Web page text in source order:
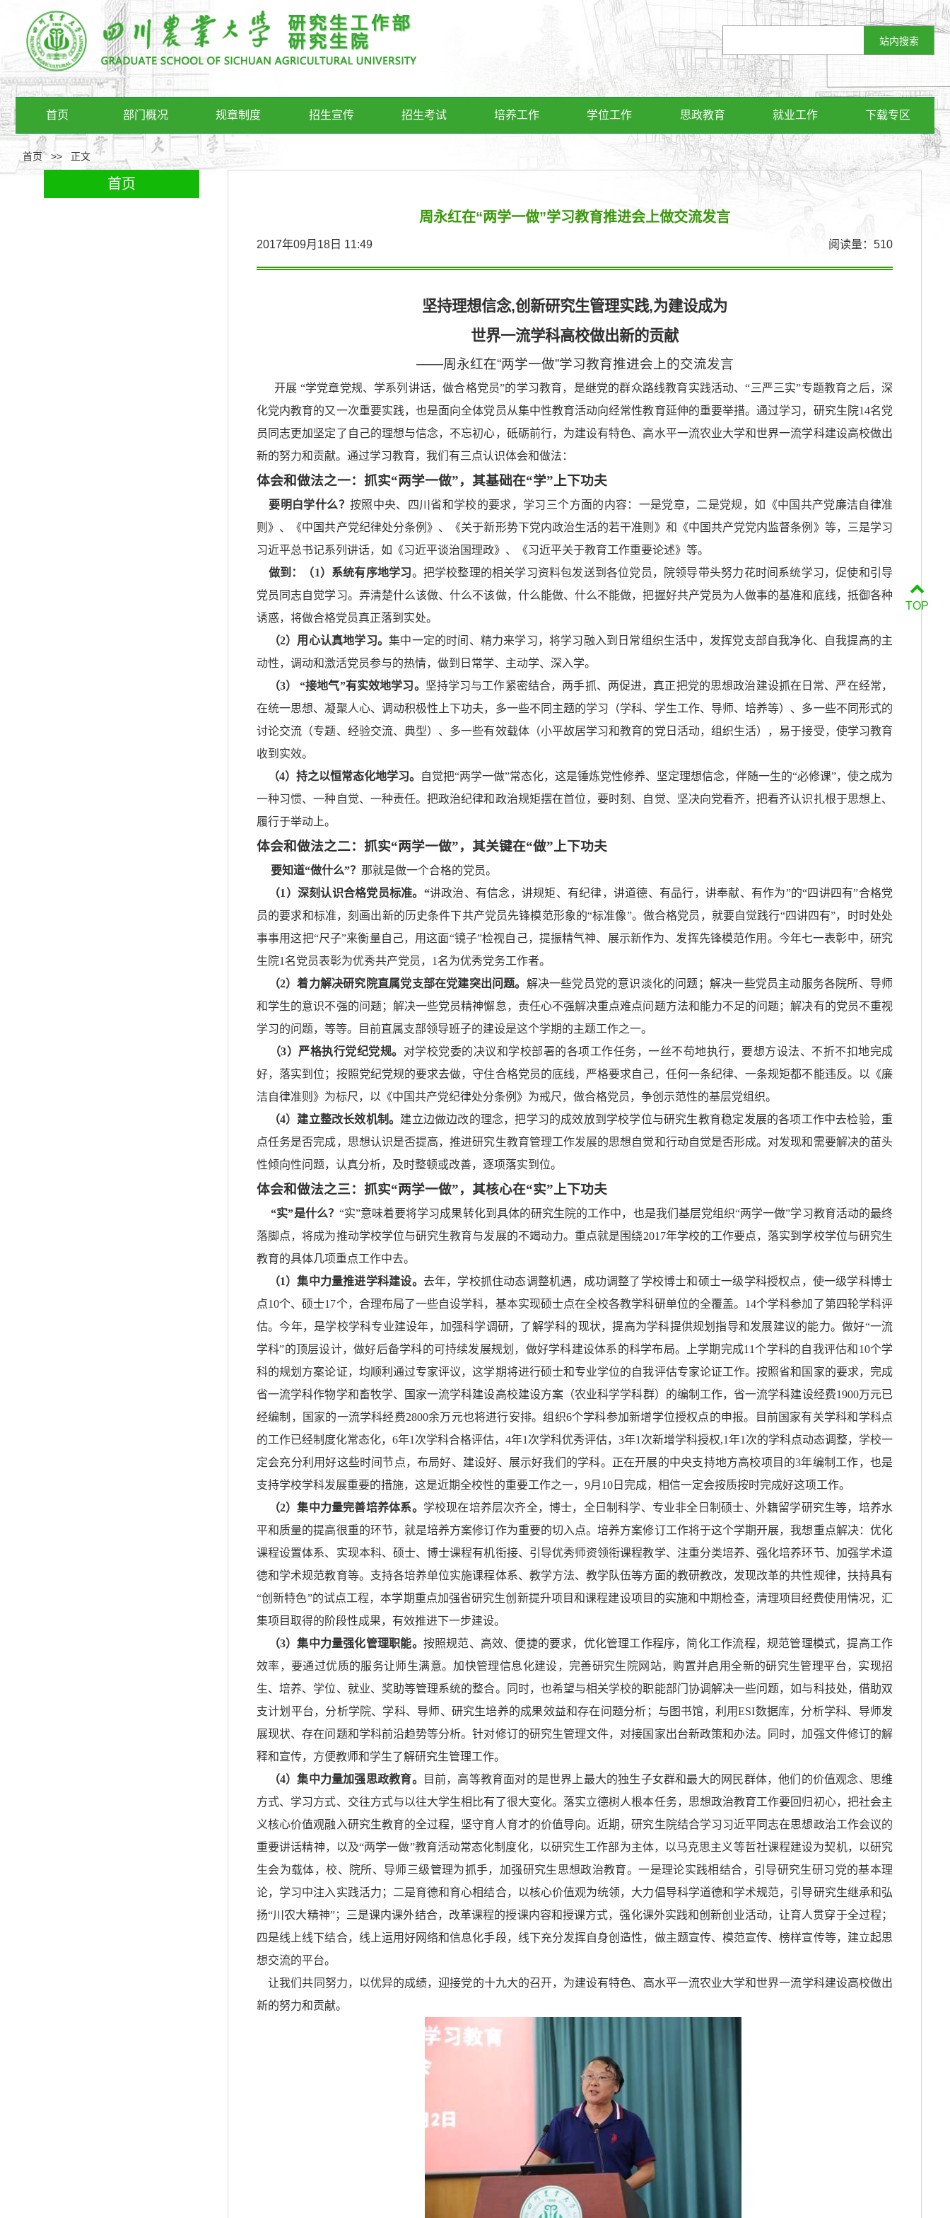
首页 部门概况 规章制度 招生宣传 招生考试 培养工作 学位工作 思政教育 就业工作 下载专区
首页>> 正文
首页
周永红在“两学一做”学习教育推进会上做交流发言
2017年09月18日 11:49 阅读量： 510
坚持理想信念,创新研究生管理实践,为建设成为
世界一流学科高校做出新的贡献
——周永红在“两学一做”学习教育推进会上的交流发言
开展 “学党章党规、学系列讲话，做合格党员”的学习教育，是继党的群众路线教育实践活动、“三严三实”专题教育之后，深
化党内教育的又一次重要实践，也是面向全体党员从集中性教育活动向经常性教育延伸的重要举措。通过学习，研究生院14名党
员同志更加坚定了自己的理想与信念，不忘初心，砥砺前行，为建设有特色、高水平一流农业大学和世界一流学科建设高校做出
新的努力和贡献。通过学习教育，我们有三点认识体会和做法：
体会和做法之一：抓实“两学一做”，其基础在“学”上下功夫
要明白学什么？ 按照中央、四川省和学校的要求，学习三个方面的内容：一是党章，二是党规，如《中国共产党廉洁自律准
则》、《中国共产党纪律处分条例》、《关于新形势下党内政治生活的若干准则》和《中国共产党党内监督条例》等，三是学习
习近平总书记系列讲话，如《习近平谈治国理政》、《习近平关于教育工作重要论述》等。
做到：（1）系统有序地学习。把学校整理的相关学习资料包发送到各位党员，院领导带头努力花时间系统学习，促使和引导
党员同志自觉学习。弄清楚什么该做、什么不该做，什么能做、什么不能做，把握好共产党员为人做事的基准和底线，抵御各种
诱惑，将做合格党员真正落到实处。
（2）用心认真地学习。集中一定的时间、精力来学习，将学习融入到日常组织生活中，发挥党支部自我净化、自我提高的主
动性，调动和激活党员参与的热情，做到日常学、主动学、深入学。
（3） “接地气”有实效地学习。 坚持学习与工作紧密结合，两手抓、两促进，真正把党的思想政治建设抓在日常、严在经常，
在统一思想、凝聚人心、调动积极性上下功夫，多一些不同主题的学习（学科、学生工作、导师、培养等）、多一些不同形式的
讨论交流（专题、经验交流、典型）、多一些有效载体（小平故居学习和教育的党日活动，组织生活），易于接受，使学习教育
收到实效。
（4）持之以恒常态化地学习。
自觉把“两学一做”常态化，这是锤炼党性修养、坚定理想信念，伴随一生的“必修课”，使之成为
一种习惯、一种自觉、一种责任。把政治纪律和政治规矩摆在首位，要时刻、自觉、坚决向党看齐，把看齐认识扎根于思想上、
履行于举动上。
体会和做法之二：抓实“两学一做”，其关键在“做”上下功夫
要知道“做什么”？ 那就是做一个合格的党员。
（1）深刻认识合格党员标准。“讲政治、有信念，讲规矩、有纪律，讲道德、有品行，讲奉献、有作为”的“四讲四有”合格党
员的要求和标准，刻画出新的历史条件下共产党员先锋模范形象的“标准像”。做合格党员，就要自觉践行“四讲四有”，时时处处
事事用这把“尺子”来衡量自己，用这面“镜子”检视自己，提振精气神、展示新作为、发挥先锋模范作用。今年七一表彰中，研究
生院1名党员表彰为优秀共产党员，1名为优秀党务工作者。
（2）着力解决研究院直属党支部在党建突出问题。 解决一些党员党的意识淡化的问题；解决一些党员主动服务各院所、导师
和学生的意识不强的问题；解决一些党员精神懈怠，责任心不强解决重点难点问题方法和能力不足的问题；解决有的党员不重视
学习的问题，等等。目前直属支部领导班子的建设是这个学期的主题工作之一。
（3）严格执行党纪党规。 对学校党委的决议和学校部署的各项工作任务，一丝不苟地执行，要想方设法、不折不扣地完成
好，落实到位；按照党纪党规的要求去做，守住合格党员的底线，严格要求自己，任何一条纪律、一条规矩都不能违反。以《廉
洁自律准则》为标尺，以《中国共产党纪律处分条例》为戒尺，做合格党员，争创示范性的基层党组织。
（4）建立整改长效机制。 建立边做边改的理念，把学习的成效放到学校学位与研究生教育稳定发展的各项工作中去检验，重
点任务是否完成，思想认识是否提高，推进研究生教育管理工作发展的思想自觉和行动自觉是否形成。对发现和需要解决的苗头
性倾向性问题，认真分析，及时整顿或改善，逐项落实到位。
体会和做法之三：抓实“两学一做”，其核心在“实”上下功夫
“实”是什么？ “实”意味着要将学习成果转化到具体的研究生院的工作中，也是我们基层党组织“两学一做”学习教育活动的最终
落脚点，将成为推动学校学位与研究生教育与发展的不竭动力。重点就是围绕2017年学校的工作要点，落实到学校学位与研究生
教育的具体几项重点工作中去。
（1）集中力量推进学科建设。 去年，学校抓住动态调整机遇，成功调整了学校博士和硕士一级学科授权点，使一级学科博士
点10个、硕士17个，合理布局了一些自设学科，基本实现硕士点在全校各教学科研单位的全覆盖。14个学科参加了第四轮学科评
估。今年，是学校学科专业建设年，加强科学调研，了解学科的现状，提高为学科提供规划指导和发展建议的能力。做好“一流
学科”的顶层设计，做好后备学科的可持续发展规划，做好学科建设体系的科学布局。上学期完成11个学科的自我评估和10个学
科的规划方案论证，均顺利通过专家评议，这学期将进行硕士和专业学位的自我评估专家论证工作。按照省和国家的要求，完成
省一流学科作物学和畜牧学、国家一流学科建设高校建设方案（农业科学学科群）的编制工作，省一流学科建设经费1900万元已
经编制，国家的一流学科经费2800余万元也将进行安排。组织6个学科参加新增学位授权点的申报。目前国家有关学科和学科点
的工作已经制度化常态化，6年1次学科合格评估，4年1次学科优秀评估，3年1次新增学科授权,1年1次的学科点动态调整，学校一
定会充分利用好这些时间节点，布局好、建设好、展示好我们的学科。正在开展的中央支持地方高校项目的3年编制工作，也是
支持学校学科发展重要的措施，这是近期全校性的重要工作之一，9月10日完成，相信一定会按质按时完成好这项工作。
（2）集中力量完善培养体系。 学校现在培养层次齐全，博士，全日制科学、专业非全日制硕士、外籍留学研究生等，培养水
平和质量的提高很重的环节，就是培养方案修订作为重要的切入点。培养方案修订工作将于这个学期开展，我想重点解决：优化
课程设置体系、实现本科、硕士、博士课程有机衔接、引导优秀师资领衔课程教学、注重分类培养、强化培养环节、加强学术道
德和学术规范教育等。支持各培养单位实施课程体系、教学方法、教学队伍等方面的教研教改，发现改革的共性规律，扶持具有
“创新特色”的试点工程，本学期重点加强省研究生创新提升项目和课程建设项目的实施和中期检查，清理项目经费使用情况，汇
集项目取得的阶段性成果，有效推进下一步建设。
（3）集中力量强化管理职能。 按照规范、高效、便捷的要求，优化管理工作程序，简化工作流程，规范管理模式，提高工作
效率，要通过优质的服务让师生满意。加快管理信息化建设，完善研究生院网站，购置并启用全新的研究生管理平台，实现招
生、培养、学位、就业、奖助等管理系统的整合。同时，也希望与相关学校的职能部门协调解决一些问题，如与科技处，借助双
支计划平台，分析学院、学科、导师、研究生培养的成果效益和存在问题分析；与图书馆，利用ESI数据库，分析学科、导师发
展现状、存在问题和学科前沿趋势等分析。针对修订的研究生管理文件，对接国家出台新政策和办法。同时，加强文件修订的解
释和宣传，方便教师和学生了解研究生管理工作。
（4）集中力量加强思政教育。
目前，高等教育面对的是世界上最大的独生子女群和最大的网民群体，他们的价值观念、思维
方式、学习方式、交往方式与以往大学生相比有了很大变化。落实立德树人根本任务，思想政治教育工作要回归初心，把社会主
义核心价值观融入研究生教育的全过程，坚守育人育才的价值导向。近期，研究生院结合学习习近平同志在思想政治工作会议的
重要讲话精神，以及“两学一做”教育活动常态化制度化，以研究生工作部为主体，以马克思主义等哲社课程建设为契机，以研究
生会为载体，校、院所、导师三级管理为抓手，加强研究生思想政治教育。一是理论实践相结合，引导研究生研习党的基本理
论，学习中注入实践活力；二是育德和育心相结合，以核心价值观为统领，大力倡导科学道德和学术规范，引导研究生继承和弘
扬“川农大精神”；三是课内课外结合，改革课程的授课内容和授课方式，强化课外实践和创新创业活动，让育人贯穿于全过程；
四是线上线下结合，线上运用好网络和信息化手段，线下充分发挥自身创造性，做主题宣传、模范宣传、榜样宣传等，建立起思
想交流的平台。
让我们共同努力，以优异的成绩，迎接党的十九大的召开，为建设有特色、高水平一流农业大学和世界一流学科建设高校做出
新的努力和贡献。
TOP